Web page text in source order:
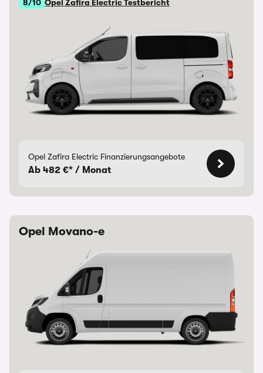
8/10 Opel Zafira Electric Testbericht
Opel Zafira Electric Finanzierungsangebote
Ab 482 €* / Monat
Opel Movano-e